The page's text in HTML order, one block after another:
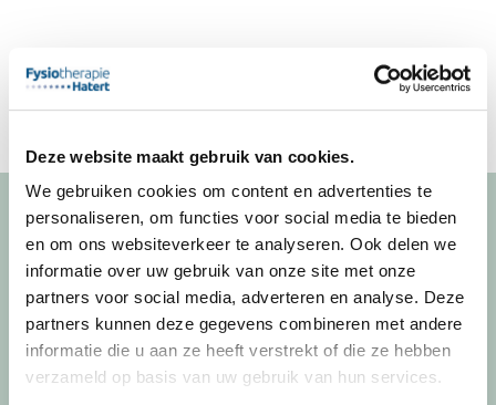
Deze website maakt gebruik van cookies.
We gebruiken cookies om content en advertenties te
personaliseren, om functies voor social media te bieden
en om ons websiteverkeer te analyseren. Ook delen we
informatie over uw gebruik van onze site met onze
partners voor social media, adverteren en analyse. Deze
partners kunnen deze gegevens combineren met andere
informatie die u aan ze heeft verstrekt of die ze hebben
verzameld op basis van uw gebruik van hun services.
Fysiotherapie Hatert
Hoofdlocatie
Geeresteinstraat 32